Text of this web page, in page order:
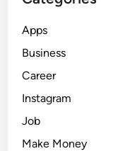
Apps
Business
Career
Instagram
Job
Make Money